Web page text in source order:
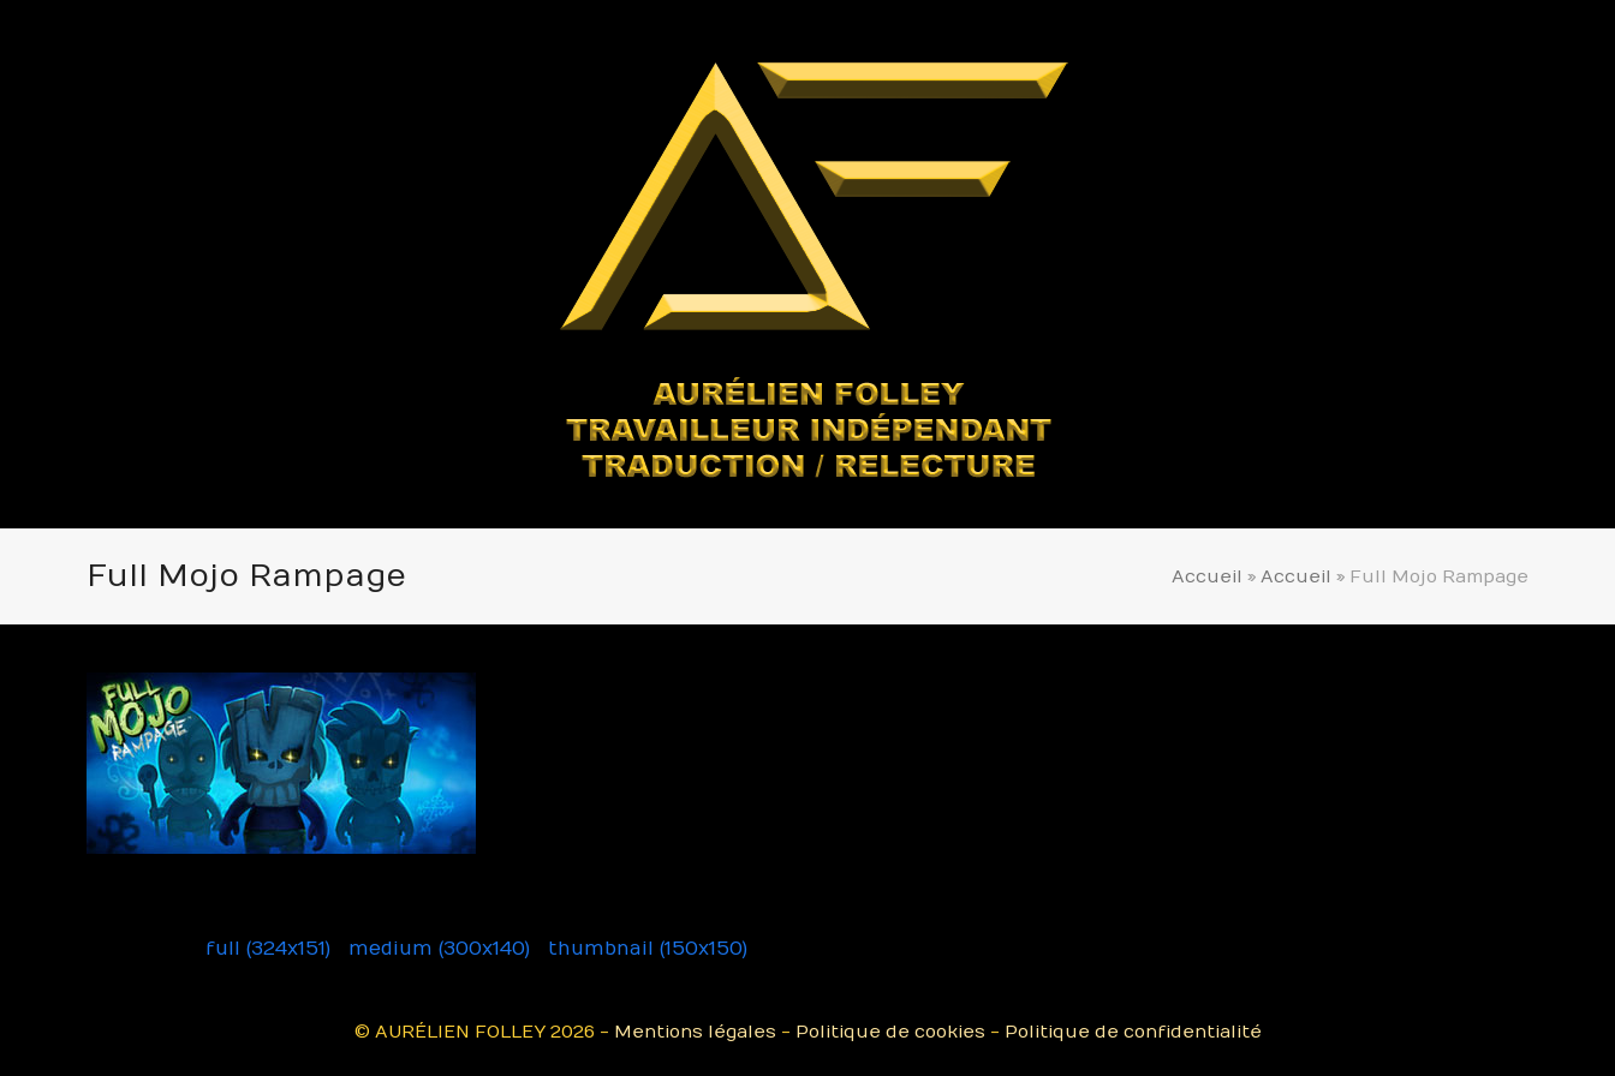
Full Mojo Rampage Accueil » Accueil » Full Mojo Rampage
full (324x151) medium (300x140) thumbnail (150x150)
© AURÉLIEN FOLLEY 2026 - Mentions légales - Politique de cookies - Politique de confidentialité